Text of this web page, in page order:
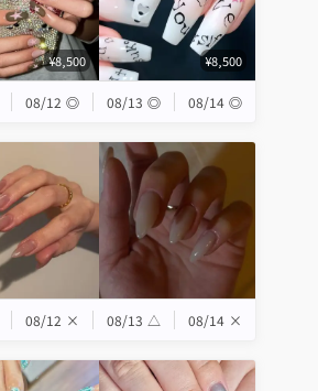
¥8,500 ¥8,500
08/12 ◎ 08/13 ◎ 08/14 ◎
08/12 × 08/13 △ 08/14 ×